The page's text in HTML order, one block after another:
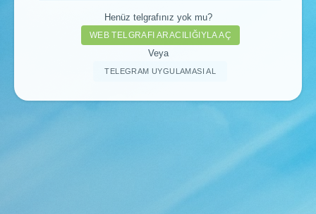
Henüz telgrafınız yok mu?
WEB TELGRAFI ARACILIĞIYLA AÇ
Veya
TELEGRAM UYGULAMASI AL